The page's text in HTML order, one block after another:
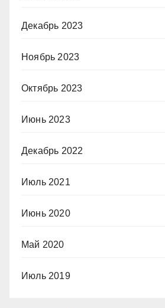
Декабрь 2023
Ноябрь 2023
Октябрь 2023
Июнь 2023
Декабрь 2022
Июль 2021
Июнь 2020
Май 2020
Июль 2019